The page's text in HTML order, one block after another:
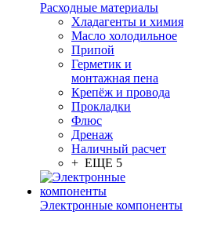
Расходные материалы
Хладагенты и химия
Масло холодильное
Припой
Герметик и
монтажная пена
Крепёж и провода
Прокладки
Флюс
Дренаж
Наличный расчет
+ ЕЩЕ 5
Электронные компоненты